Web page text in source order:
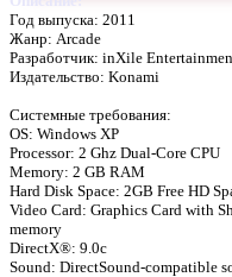
Год выпуска: 2011
Жанр: Arcade
Разработчик: inXile
Издательство: Konami
Системные требования:
OS: Windows XP
Processor: 2 Ghz Dual-Core CPU
Memory: 2 GB RAM
Hard Disk Space: 2GB Free HD
Video Card: Graphics Card with
memory
DirectX®: 9.0c
Sound: DirectSound-compatible